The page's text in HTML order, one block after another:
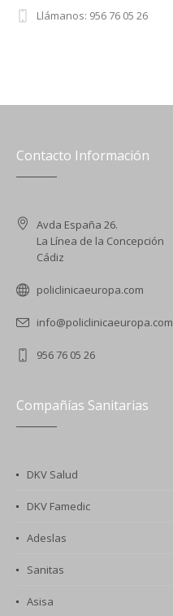
Llámanos: 956 76 05 26
Contacto Información
Avda España 26.
La Línea de la Concepción
Cádiz
policlinicaeuropa.com
info@policlinicaeuropa.com
956 76 05 26
Compañías Sanitarias
DKV Salud
DKV Famedic
Adeslas
Sanitas
Asisa